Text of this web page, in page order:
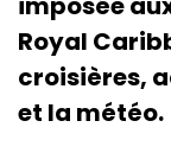
Royal
croisières,
et la météo.